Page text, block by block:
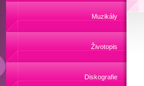
Muzikály
Životopis
Diskografie